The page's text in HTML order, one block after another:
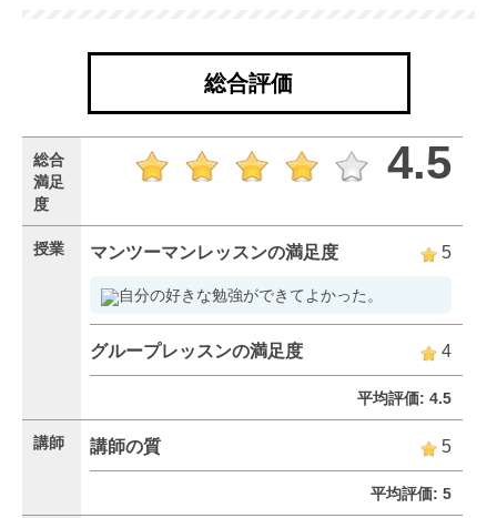
総合評価
総合
満足
度
4.5
授業 マンツーマンレッスンの満足度 5
自分の好きな勉強ができてよかった。
グループレッスンの満足度 4
平均評価: 4.5
講師 講師の質 5
平均評価: 5